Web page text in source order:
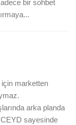
bir sohbet
marketten
arka planda
sayesinde